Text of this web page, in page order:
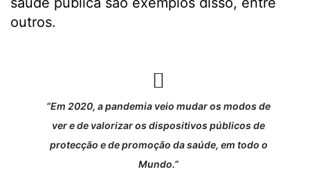
outros.
“Em 2020, a pandemia veio mudar os modos de
ver e de valorizar os dispositivos públicos de
protecção e de promoção da saúde, em todo o
Mundo.”